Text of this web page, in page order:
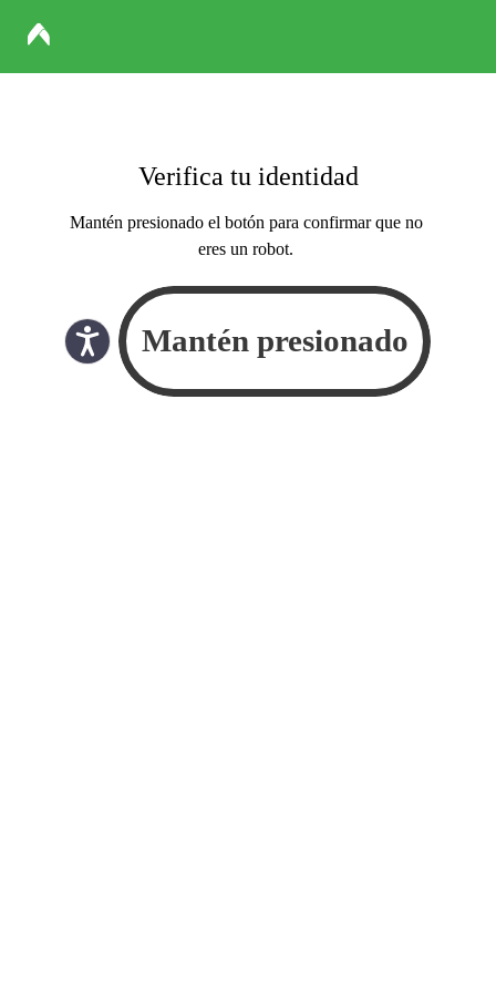
Verifica tu identidad
Mantén presionado el botón para confirmar que no
eres un robot.